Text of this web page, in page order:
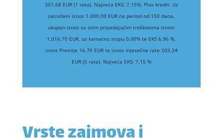
301,68 EUR (1 rata). Najveća EKS: 7,15%, Plus kredit: Uz
zatraženi iznos 1.000,00 EUR na period od 150 dana,
ukupan iznos sa svim pripadajućim troškovima iznosi
1.016,70 EUR, uz kamatnu stopu 0,00% te EKS 6,96 %,
iznos Premije 16,70 EUR te iznos mjesečne rate 203,34
EUR (5 rata). Najveća EKS: 7,15 %